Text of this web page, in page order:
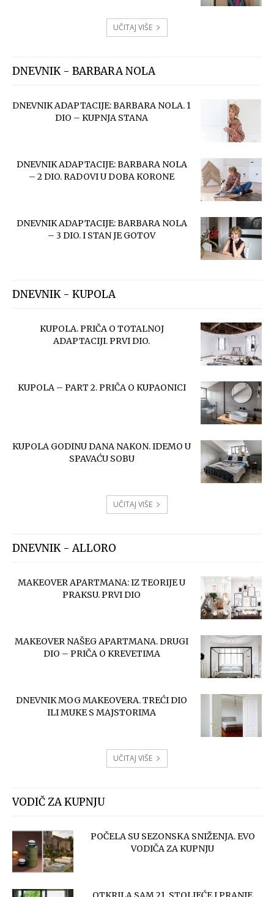
UČITAJ VIŠE
DNEVNIK - BARBARA NOLA
DNEVNIK ADAPTACIJE: BARBARA NOLA. 1
DIO – KUPNJA STANA
DNEVNIK ADAPTACIJE: BARBARA NOLA
– 2 DIO. RADOVI U DOBA KORONE
DNEVNIK ADAPTACIJE: BARBARA NOLA
– 3 DIO. I STAN JE GOTOV
DNEVNIK - KUPOLA
KUPOLA. PRIČA O TOTALNOJ
ADAPTACIJI. PRVI DIO.
KUPOLA – PART 2. PRIČA O KUPAONICI
KUPOLA GODINU DANA NAKON. IDEMO U
SPAVAĆU SOBU
UČITAJ VIŠE
DNEVNIK - ALLORO
MAKEOVER APARTMANA: IZ TEORIJE U
PRAKSU. PRVI DIO
MAKEOVER NAŠEG APARTMANA. DRUGI
DIO – PRIČA O KREVETIMA
DNEVNIK MOG MAKEOVERA. TREĆI DIO
ILI MUKE S MAJSTORIMA
UČITAJ VIŠE
VODIČ ZA KUPNJU
POČELA SU SEZONSKA SNIŽENJA. EVO
VODIČA ZA KUPNJU